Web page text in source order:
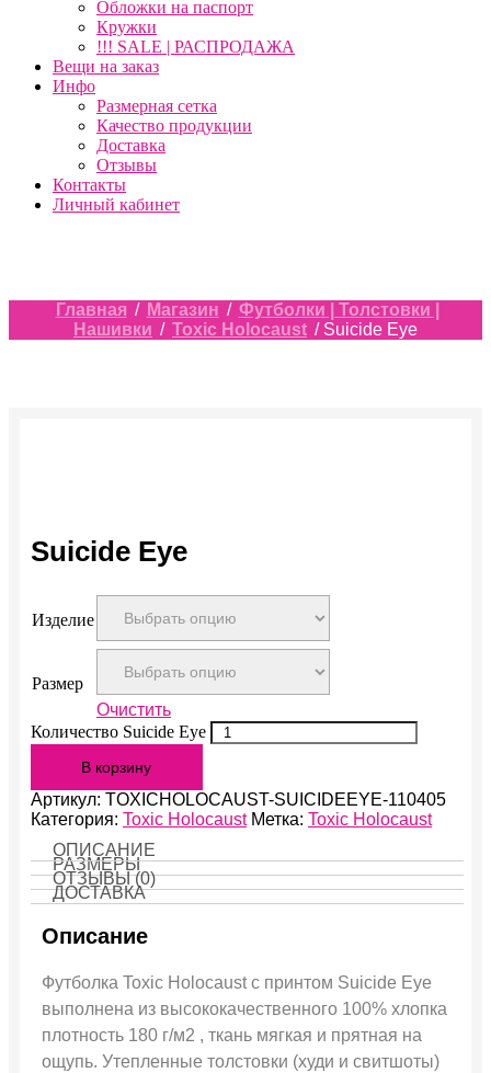
Обложки на паспорт
Кружки
!!! SALE | РАСПРОДАЖА
Вещи на заказ
Инфо
Размерная сетка
Качество продукции
Доставка
Отзывы
Контакты
Личный кабинет
Главная / Магазин / Футболки | Толстовки |
Нашивки / Toxic Holocaust / Suicide Eye
Suicide Eye
Изделие
Размер
Очистить
Количество Suicide Eye
В корзину
Артикул: TOXICHOLOCAUST-SUICIDEEYE-110405
Категория: Toxic Holocaust Метка: Toxic Holocaust
ОПИСАНИЕ
РАЗМЕРЫ
ОТЗЫВЫ (0)
ДОСТАВКА
Описание
Футболка Toxic Holocaust с принтом Suicide Eye
выполнена из высококачественного 100% хлопка
плотность 180 г/м2 , ткань мягкая и прятная на
ощупь. Утепленные толстовки (худи и свитшоты)